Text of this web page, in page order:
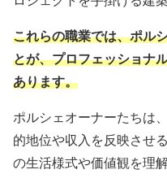
これらの職業では、ポル
とが、プロフェッショナ
あります。
ポルシェオーナーたちは
的地位や収入を反映させ
の生活様式や価値観を理